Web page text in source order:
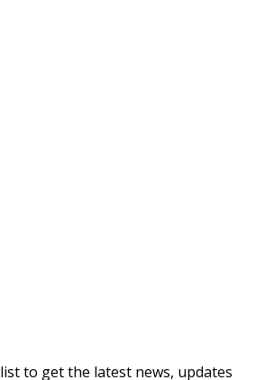
to get the latest news, updates